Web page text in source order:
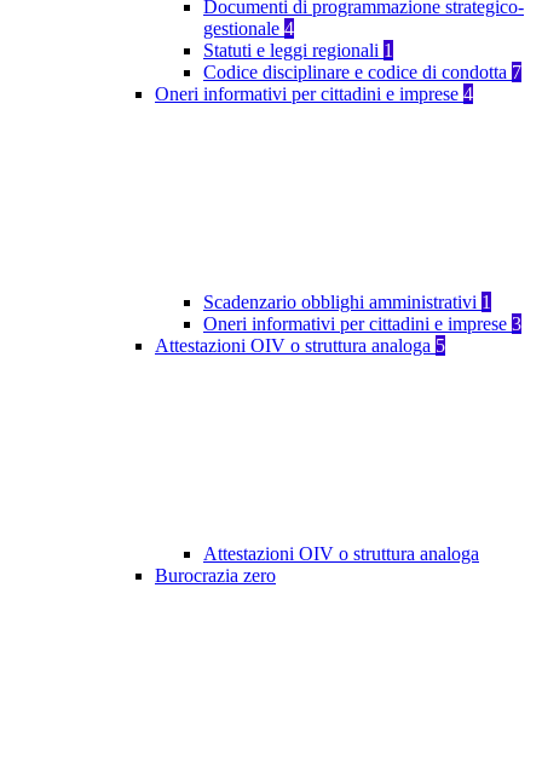
Documenti di programmazione strategico-
gestionale 4
Statuti e leggi regionali 1
Codice disciplinare e codice di condotta 7
Oneri informativi per cittadini e imprese 4
Scadenzario obblighi amministrativi 1
Oneri informativi per cittadini e imprese 3
Attestazioni OIV o struttura analoga 5
Attestazioni OIV o struttura analoga
Burocrazia zero